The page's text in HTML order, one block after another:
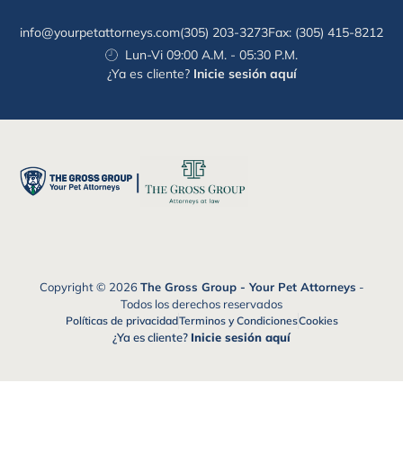
info@yourpetattorneys.com(305) 203-3273Fax: (305) 415-8212
Lun-Vi 09:00 A.M. - 05:30 P.M.
¿Ya es cliente? Inicie sesión aquí
|
Políticas de privacidadTerminos y CondicionesCookies
Copyright © 2026The Gross Group - Your Pet Attorneys -
Todos los derechos reservados
¿Ya es cliente? Inicie sesión aquí